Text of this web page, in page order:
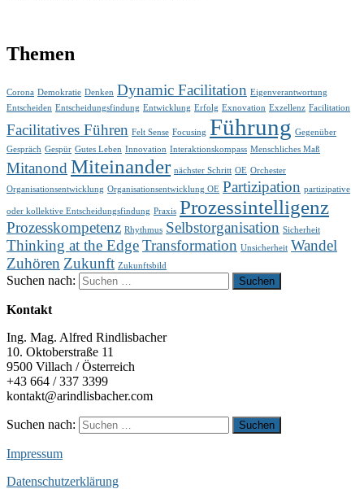
Themen
Corona Demokratie Denken Dynamic Facilitation Eigenverantwortung
Entscheiden Entscheidungsfindung Entwicklung Erfolg Exnovation Exzellenz Facilitation
Facilitatives Führen Felt Sense Focusing Führung Gegenüber
Gespräch Gespür Gutes Leben Innovation Interaktionskompass Menschliches Maß
MitanondMiteinander nächster Schritt OE Orchester
Organisationsentwicklung Organisationsentwicklung OE Partizipation partizipative
oder kollektive Entscheidungsfindung Praxis Prozessintelligenz
Prozesskompetenz Rhythmus Selbstorganisation Sicherheit
Thinking at the EdgeTransformation Unsicherheit Wandel
Zuhören Zukunft Zukunftsbild
Suchen nach:
Kontakt
Ing. Mag. Alfred Rindlisbacher
10. Oktoberstraße 11
9500 Villach / Österreich
+43 664 / 337 3399
kontakt@arindlisbacher.com
Suchen nach:
Impressum
Datenschutzerklärung